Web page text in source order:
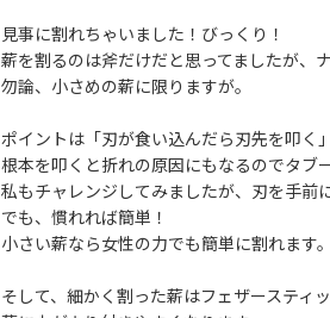
見事に割れちゃいました！びっくり！
薪を割るのは斧だけだと思ってましたが
勿論、小さめの薪に限りますが。
ポイントは「刃が食い込んだら刃先を叩く
根本を叩くと折れの原因にもなるのでタブ
私もチャレンジしてみましたが、刃を手
でも、慣れれば簡単！
小さい薪なら女性の力でも簡単に割れます
そして、細かく割った薪はフェザースティ